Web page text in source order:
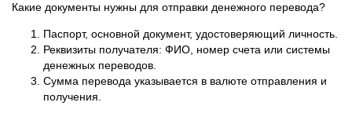
Какие документы нужны для отправки денежного перевода?
Паспорт, основной документ, удостоверяющий личность.
Реквизиты получателя: ФИО, номер счета или системы
денежных переводов.
Сумма перевода указывается в валюте отправления и
получения.